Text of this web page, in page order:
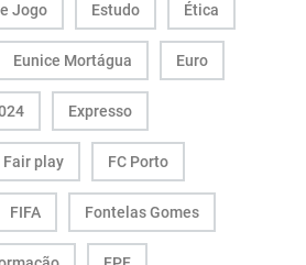
Jogo Estudo Ética
Eunice Mortágua Euro
Expresso
Fair play FC Porto
FIFA Fontelas Gomes